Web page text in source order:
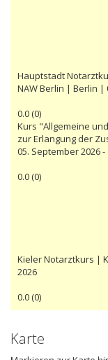
Hauptstadt
NAW Berlin | Berlin |
0.0(0)
Kurs "Allgemeine
zur Erlangung der
05. September 2026
0.0(0)
Kieler Notarztkurs |
2026
0.0(0)
Karte